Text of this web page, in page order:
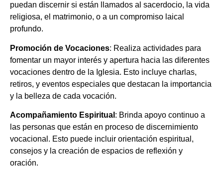
puedan discernir si están llamados al sacerdocio, la vida
religiosa, el matrimonio, o a un compromiso laical
profundo.
Promoción de Vocaciones: Realiza actividades para
fomentar un mayor interés y apertura hacia las diferentes
vocaciones dentro de la Iglesia. Esto incluye charlas,
retiros, y eventos especiales que destacan la importancia
y la belleza de cada vocación.
Acompañamiento Espiritual : Brinda apoyo continuo a
las personas que están en proceso de discernimiento
vocacional. Esto puede incluir orientación espiritual,
consejos y la creación de espacios de reflexión y
oración.